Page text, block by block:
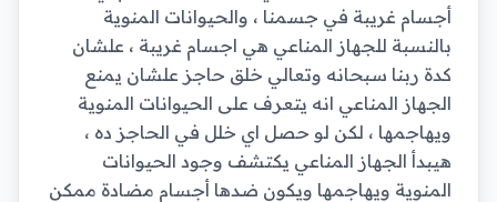
أجسام غريبة في جسمنا ، والحيوانات المنوية
بالنسبة للجهاز المناعي هي اجسام غريبة ، علشان
كدة ربنا سبحانه وتعالي خلق حاجز علشان يمنع
الجهاز المناعي انه يتعرف على الحيوانات المنوية
ويهاجمها ، لكن لو حصل اي خلل في الحاجز ده ،
هيبدأ الجهاز المناعي يكتشف وجود الحيوانات
المنوية ويهاجمها ويكون ضدها أجسام مضادة ممكن